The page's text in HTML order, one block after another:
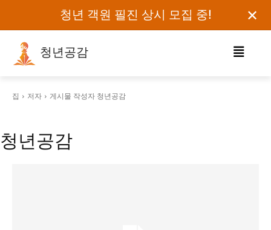
카테고리
청년 객원 필진 상시 모집 중! ✕
청년공감
집 저자 게시물 작성자 청년공감
청년공감